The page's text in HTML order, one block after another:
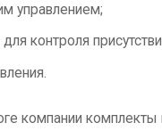
управлением;
контроля
компании комплекты